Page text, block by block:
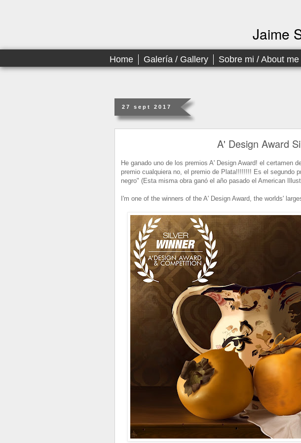
Home Galería / Gallery Sobre mi / About me
Jaime
27 sept 2017
A' Design Award
He ganado uno de los premios A' Design Award! el certamen
premio cualquiera no, el premio de Plata!!!!!!!! Es el segundo
negro" (Esta misma obra ganó el año pasado el American
I'm one of the winners of the A' Design Award, the worlds'